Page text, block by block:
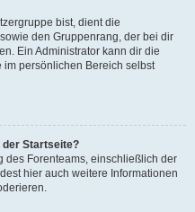
bist, dient die
den Gruppenrang, der bei dir
Ein Administrator kann dir die
persönlichen Bereich selbst
der Startseite?
des Forenteams, einschließlich der
hier auch weitere Informationen